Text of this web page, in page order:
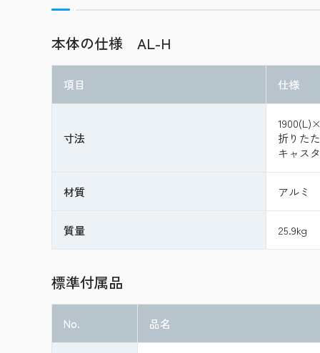
本体の仕様 AL-H
項目 仕様
寸法
折りた
キャス
材質 アルミ
質量 25.9kg
標準付属品
No. 品名